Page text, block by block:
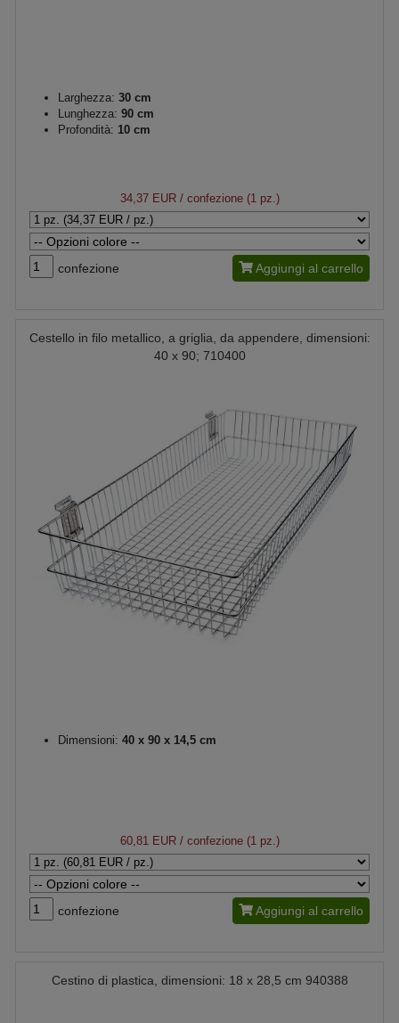
Larghezza: 30 cm
Lunghezza: 90 cm
Profondità: 10 cm
34,37 EUR/ confezione (1 pz.)
confezione Aggiungi al carrello
Cestello in filo metallico, a griglia, da appendere, dimensioni:
40 x 90; 710400
Dimensioni: 40 x 90 x 14,5 cm
60,81 EUR/ confezione (1 pz.)
confezione Aggiungi al carrello
Cestino di plastica, dimensioni: 18 x 28,5 cm 940388